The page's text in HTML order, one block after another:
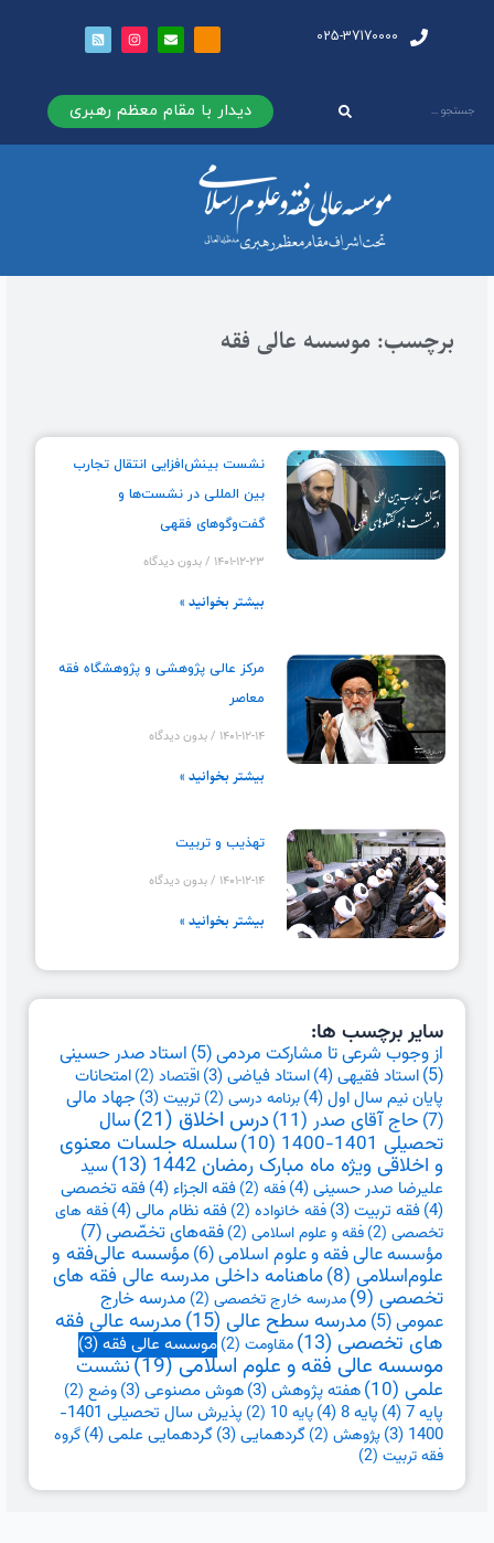
025-37170000
دیدار با مقام معظم رهبری
برچسب: موسسه عالی فقه
نشست بینش‌افزایی انتقال تجارب
بین المللی در نشست‌ها و
گفت‌وگوهای فقهی
۱۴۰۱-۱۲-۲۳ بدون دیدگاه
بیشتر بخوانید »
مرکز عالی پژوهشی و پژوهشگاه فقه
معاصر
۱۴۰۱-۱۲-۱۴ بدون دیدگاه
بیشتر بخوانید »
تهذیب و تربیت
۱۴۰۱-۱۲-۱۴ بدون دیدگاه
بیشتر بخوانید »
سایر برچسب ها:
از وجوب شرعی تا مشارکت مردمی(5)
استاد صدر حسینی
(5)
استاد فقیهی(4) استاد فیاضی(3) اقتصاد (2)
امتحانات
پایان نیم سال اول(4) برنامه درسی (2) تربیت(3)
جهاد مالی
(7)
حاج آقای صدر (11) درس اخلاق (21) سال
تحصیلی 1401-1400 (10) سلسله جلسات معنوی
و اخلاقی ویژه ماه مبارک رمضان 1442 (13)
سید
علیرضا صدر حسینی(4) فقه (2) فقه الجزاء(4)
فقه تخصصی
(4)
فقه تربیت(3) فقه خانواده (2) فقه نظام مالی(4)
فقه های
تخصصی (2) فقه و علوم اسلامی (2) فقه‌های تخصّصی(7)
مؤسسه عالی فقه و علوم اسلامی(6) مؤسسه عالی‌فقه و
علوم‌اسلامی (8) ماهنامه داخلی مدرسه عالی فقه های
تخصصی (9) مدرسه خارج تخصصی (2)
مدرسه خارج
عمومی(5) مدرسه سطح عالی (15) مدرسه عالی فقه
های تخصصی (13) مقاومت (2) موسسه عالی فقه(3)
موسسه عالی فقه و علوم اسلامی(19) نشست
علمی (10) هفته پژوهش(3) هوش مصنوعی(3) وضع (2)
پایه 7 (4) پایه 8 (4) پایه 10 (2)
پذیرش سال تحصیلی 1401-
1400
(3) پژوهش (2) گردهمایی(3) گردهمایی علمی(4)
گروه
فقه تربیت (2)